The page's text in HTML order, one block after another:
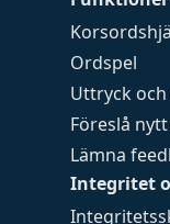
Ordspel
Uttryck
Föreslå
Lämna
Integritet